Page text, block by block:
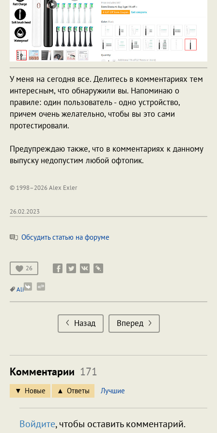
У меня на сегодня все. Делитесь в комментариях тем
интересным, что обнаружили вы. Напоминаю о
правиле: один пользователь - одно устройство,
причем очень желательно, чтобы вы это сами
протестировали.
Предупреждаю также, что в комментариях к данному
выпуску недопустим любой офтопик.
© 1998–2026 Alex Exler
26.02.2023
Обсудить статью на форуме
26
Ali
Назад Вперед
Комментарии 171
Новые Ответы Лучшие
Войдите, чтобы оставить комментарий.